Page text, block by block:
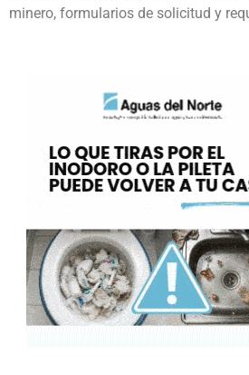
minero, formularios de solicitud y